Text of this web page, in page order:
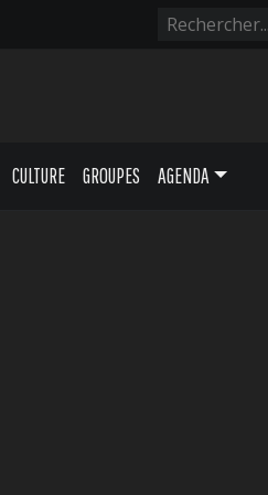
CULTURE GROUPES AGENDA